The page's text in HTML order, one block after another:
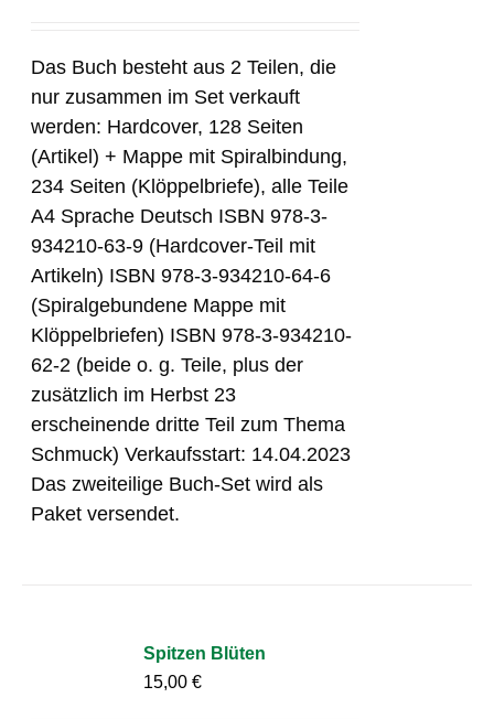
Das Buch besteht aus 2 Teilen, die
nur zusammen im Set verkauft
werden: Hardcover, 128 Seiten
(Artikel) + Mappe mit Spiralbindung,
234 Seiten (Klöppelbriefe), alle Teile
A4 Sprache Deutsch ISBN 978-3-
934210-63-9 (Hardcover-Teil mit
Artikeln) ISBN 978-3-934210-64-6
(Spiralgebundene Mappe mit
Klöppelbriefen) ISBN 978-3-934210-
62-2 (beide o. g. Teile, plus der
zusätzlich im Herbst 23
erscheinende dritte Teil zum Thema
Schmuck) Verkaufsstart: 14.04.2023
Das zweiteilige Buch-Set wird als
Paket versendet.
Spitzen Blüten
15,00€